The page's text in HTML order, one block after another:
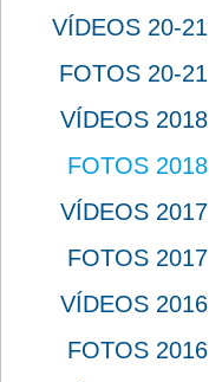
VÍDEOS 20-21
FOTOS 20-21
VÍDEOS 2018
FOTOS 2018
VÍDEOS 2017
FOTOS 2017
VÍDEOS 2016
FOTOS 2016